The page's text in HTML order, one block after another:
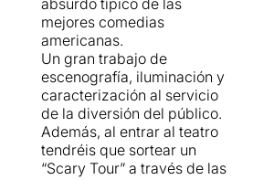
absurdo típico de las
mejores comedias
americanas.
Un gran trabajo de
escenografía, iluminación y
caracterización al servicio
de la diversión del público.
Además, al entrar al teatro
tendréis que sortear un
“Scary Tour” a través de las